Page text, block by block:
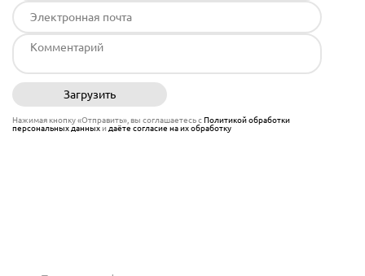
Загрузить
Нажимая кнопку «Отправить», вы соглашаетесь сПолитикой обработки
персональных данныхи даёте согласие на их обработку